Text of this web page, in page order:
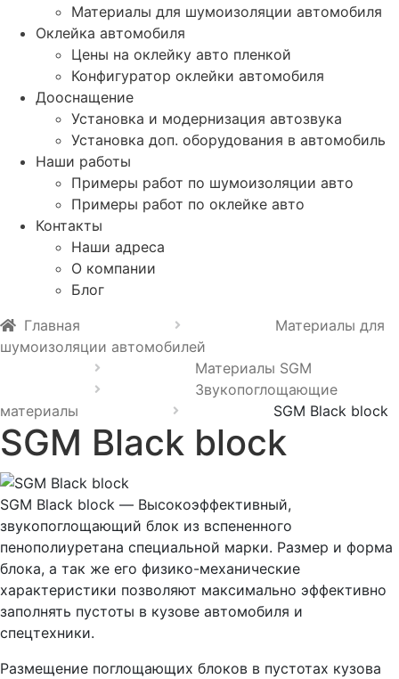
Материалы для шумоизоляции автомобиля
Оклейка автомобиля
Цены на оклейку авто пленкой
Конфигуратор оклейки автомобиля
Дооснащение
Установка и модернизация автозвука
Установка доп. оборудования в автомобиль
Наши работы
Примеры работ по шумоизоляции авто
Примеры работ по оклейке авто
Контакты
Наши адреса
О компании
Блог
Главная
Материалы для
шумоизоляции автомобилей
Материалы SGM
Звукопоглощающие
материалы
SGM Black block
SGM Black block
SGM Black block — Высокоэффективный,
звукопоглощающий блок из вспененного
пенополиуретана специальной марки. Размер и форма
блока, а так же его физико-механические
характеристики позволяют максимально эффективно
заполнять пустоты в кузове автомобиля и
спецтехники.
Размещение поглощающих блоков в пустотах кузова